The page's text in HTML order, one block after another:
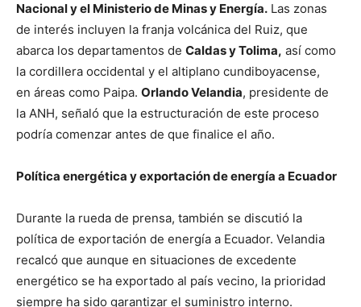
Nacional y el Ministerio de Minas y Energía. Las zonas
de interés incluyen la franja volcánica del Ruiz, que
abarca los departamentos de Caldas y Tolima, así como
la cordillera occidental y el altiplano cundiboyacense,
en áreas como Paipa. Orlando Velandia, presidente de
la ANH, señaló que la estructuración de este proceso
podría comenzar antes de que finalice el año.
Política energética y exportación de energía a Ecuador
Durante la rueda de prensa, también se discutió la
política de exportación de energía a Ecuador. Velandia
recalcó que aunque en situaciones de excedente
energético se ha exportado al país vecino, la prioridad
siempre ha sido garantizar el suministro interno.